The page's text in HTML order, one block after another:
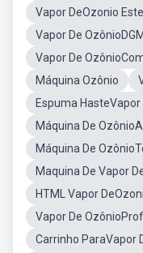
Vapor DeOzonio
Vapor De OzônioDGM
Vapor De
Máquina Ozônio
Espuma HasteVapor
Máquina De
Máquina De
Maquina De Vapor
HTML Vapor
Vapor De
Carrinho ParaVapor